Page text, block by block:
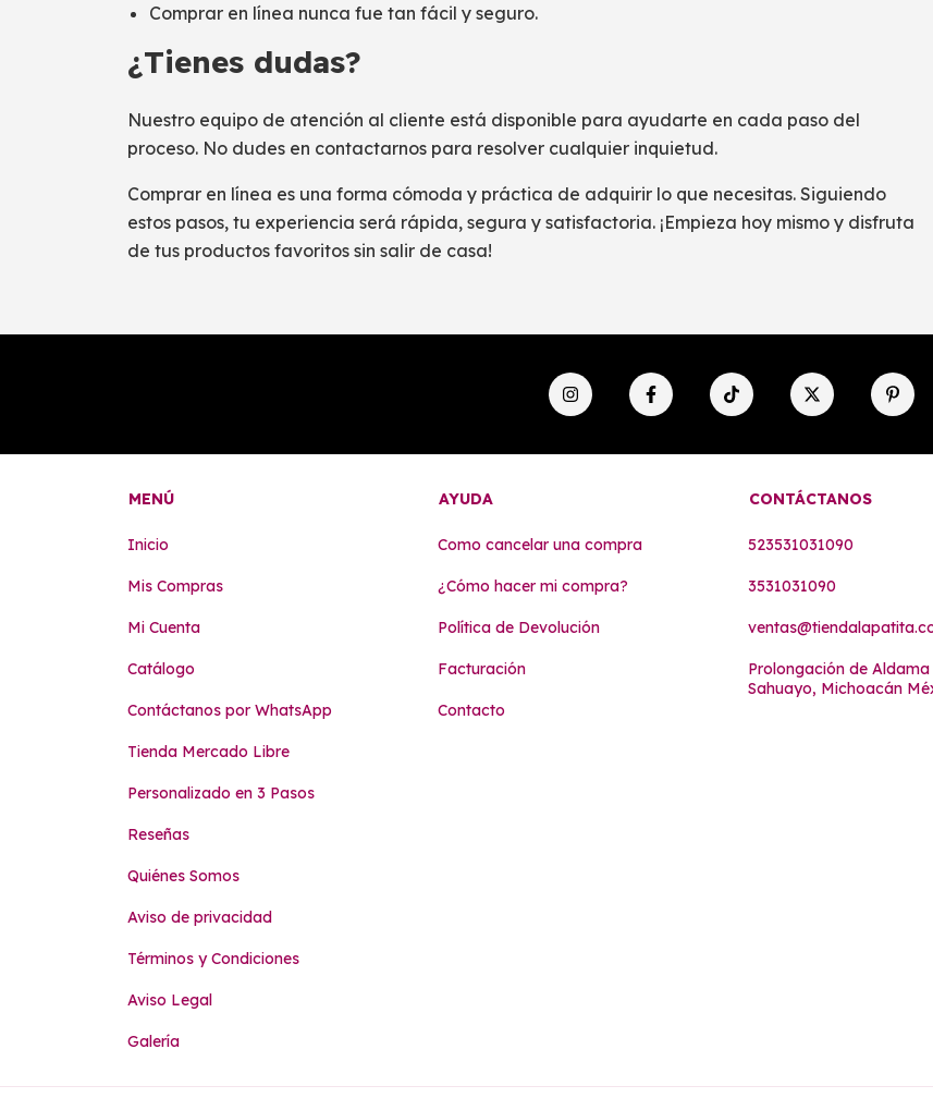
Comprar en línea nunca fue tan fácil y seguro.
¿Tienes dudas?
Nuestro equipo de atención al cliente está disponible para ayudarte en cada paso del
proceso. No dudes en contactarnos para resolver cualquier inquietud.
Comprar en línea es una forma cómoda y práctica de adquirir lo que necesitas. Siguiendo
estos pasos, tu experiencia será rápida, segura y satisfactoria. ¡Empieza hoy mismo y disfruta
de tus productos favoritos sin salir de casa!
MENÚ
Inicio
Mis Compras
Mi Cuenta
Catálogo
Contáctanos por WhatsApp
Tienda Mercado Libre
Personalizado en 3 Pasos
Reseñas
Quiénes Somos
Aviso de privacidad
Términos y Condiciones
Aviso Legal
Galería
AYUDA
Como cancelar una compra
¿Cómo hacer mi compra?
Política de Devolución
Facturación
Contacto
CONTÁCTANOS
523531031090
3531031090
Prolongación de Aldama
Sahuayo, Michoacán